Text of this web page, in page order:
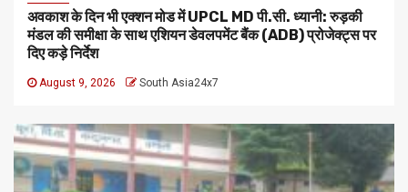
अवकाश के दिन भी एक्शन मोड में UPCL MD पी.सी. ध्यानी: रुड़की
मंडल की समीक्षा के साथ एशियन डेवलपमेंट बैंक (ADB) प्रोजेक्ट्स पर
दिए कड़े निर्देश
August 9, 2026 South Asia24x7